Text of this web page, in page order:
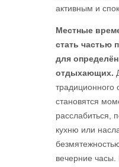
активным и
Местные
стать частью
для
отдыхающих.
становятся
расслабиться,
кухню или
вечерние часы.